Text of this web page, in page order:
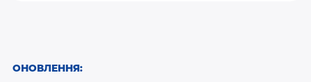
ОНОВЛЕННЯ: